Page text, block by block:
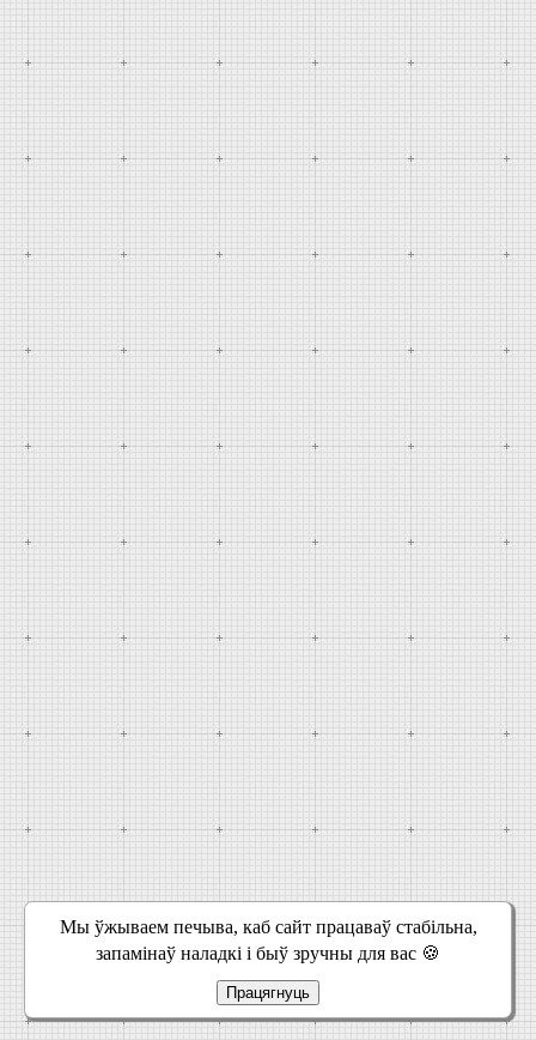
Мы ўжываем печыва, каб сайт працаваў стабільна,
запамінаў наладкі і быў зручны для вас 🍪
Працягнуць